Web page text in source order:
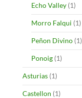
Echo Valley (1)
Morro Falqui (1)
Peñon Divino (1)
Ponoig (1)
Asturias (1)
Castellon (1)